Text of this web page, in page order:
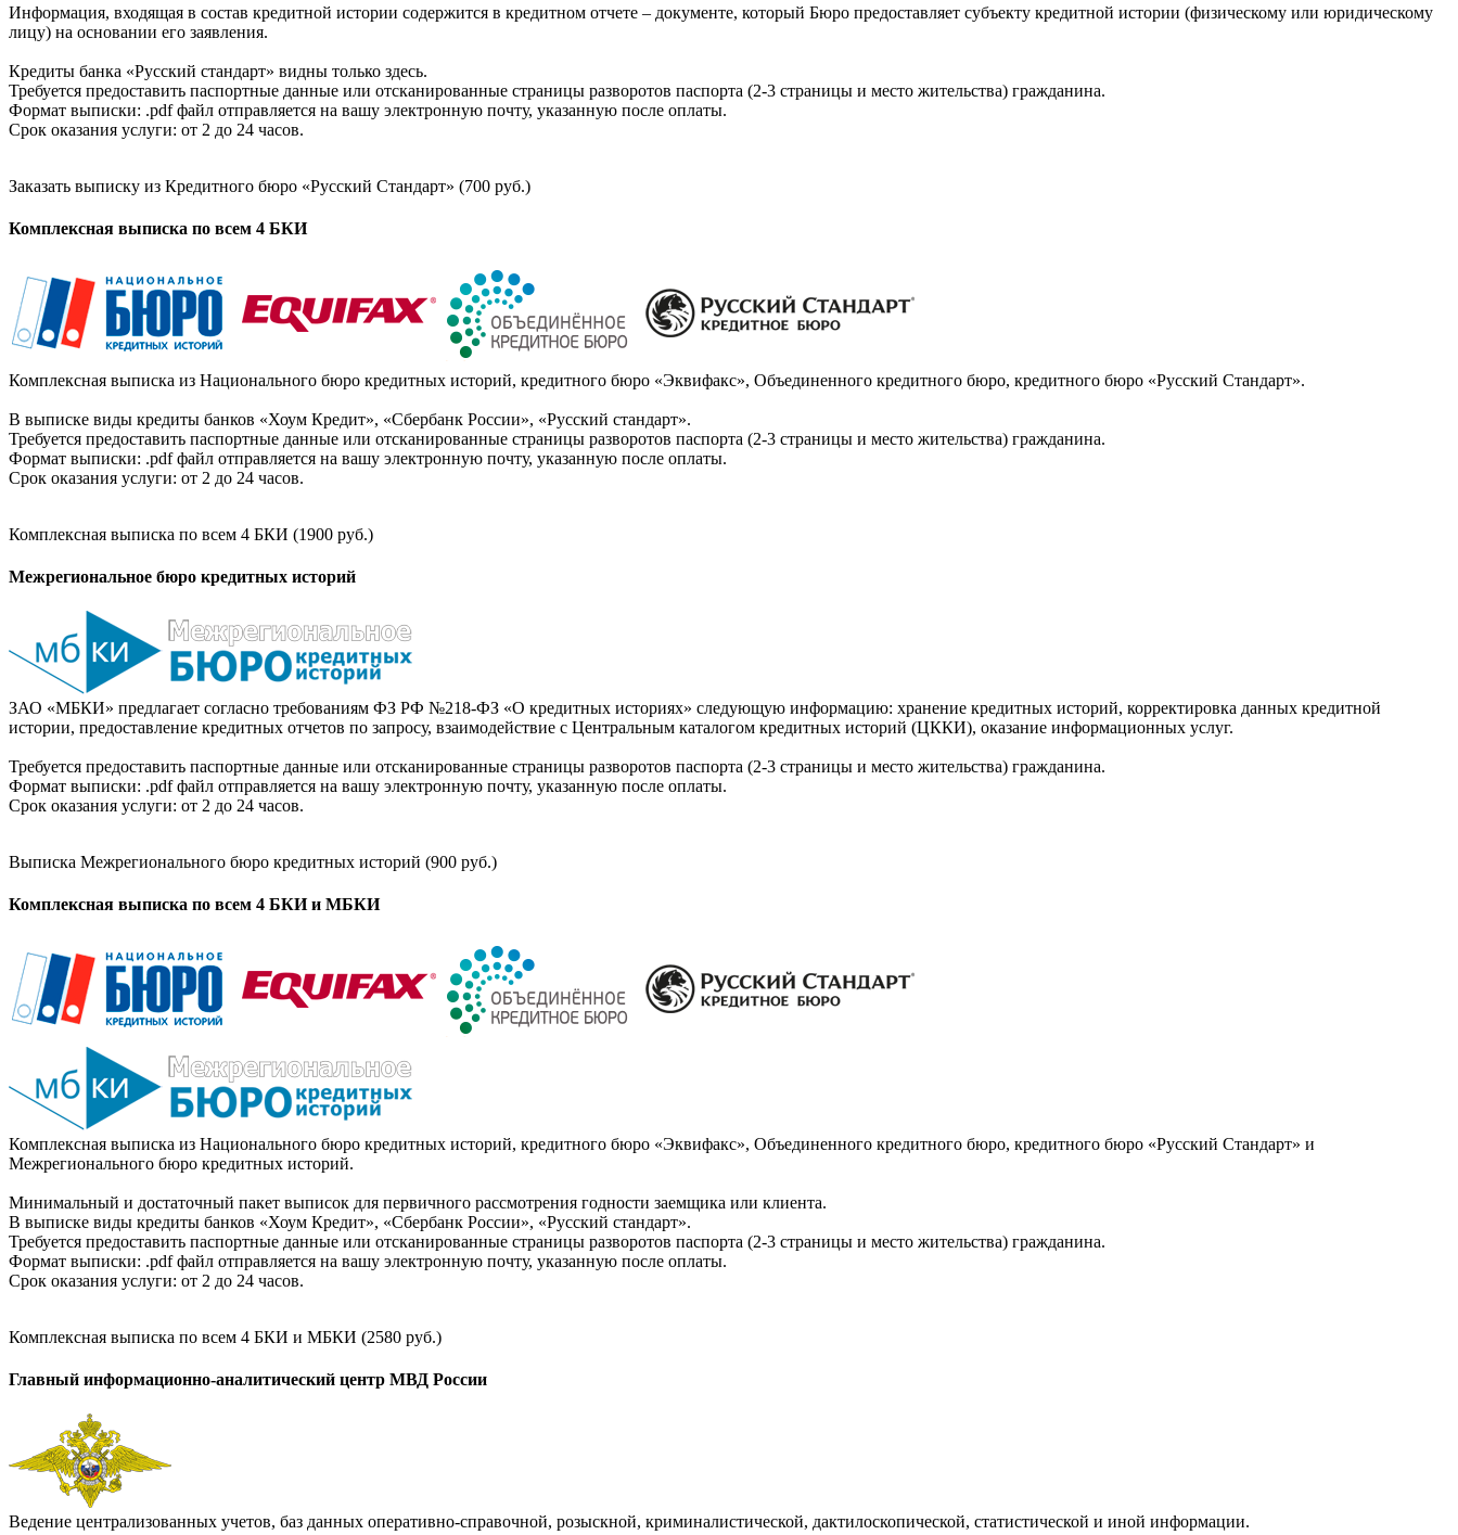
Информация, входящая в состав кредитной истории содержится в кредитном отчете – документе, который Бюро предоставляет субъекту кредитной истории (физическому или юридическому
лицу) на основании его заявления.
Кредиты банка «Русский стандарт» видны только здесь.
Требуется предоставить паспортные данные или отсканированные страницы разворотов паспорта (2-3 страницы и место жительства) гражданина.
Формат выписки: .pdf файл отправляется на вашу электронную почту, указанную после оплаты.
Срок оказания услуги: от 2 до 24 часов.
Заказать выписку из Кредитного бюро «Русский Стандарт» (700 руб.)
Комплексная выписка по всем 4 БКИ
Комплексная выписка из Национального бюро кредитных историй, кредитного бюро «Эквифакс», Объединенного кредитного бюро, кредитного бюро «Русский Стандарт».
В выписке виды кредиты банков «Хоум Кредит», «Сбербанк России», «Русский стандарт».
Требуется предоставить паспортные данные или отсканированные страницы разворотов паспорта (2-3 страницы и место жительства) гражданина.
Формат выписки: .pdf файл отправляется на вашу электронную почту, указанную после оплаты.
Срок оказания услуги: от 2 до 24 часов.
Комплексная выписка по всем 4 БКИ (1900 руб.)
Межрегиональное бюро кредитных историй
ЗАО «МБКИ» предлагает согласно требованиям ФЗ РФ №218-ФЗ «О кредитных историях» следующую информацию: хранение кредитных историй, корректировка данных кредитной
истории, предоставление кредитных отчетов по запросу, взаимодействие с Центральным каталогом кредитных историй (ЦККИ), оказание информационных услуг.
Требуется предоставить паспортные данные или отсканированные страницы разворотов паспорта (2-3 страницы и место жительства) гражданина.
Формат выписки: .pdf файл отправляется на вашу электронную почту, указанную после оплаты.
Срок оказания услуги: от 2 до 24 часов.
Выписка Межрегионального бюро кредитных историй (900 руб.)
Комплексная выписка по всем 4 БКИ и МБКИ
Комплексная выписка из Национального бюро кредитных историй, кредитного бюро «Эквифакс», Объединенного кредитного бюро, кредитного бюро «Русский Стандарт» и
Межрегионального бюро кредитных историй.
Минимальный и достаточный пакет выписок для первичного рассмотрения годности заемщика или клиента.
В выписке виды кредиты банков «Хоум Кредит», «Сбербанк России», «Русский стандарт».
Требуется предоставить паспортные данные или отсканированные страницы разворотов паспорта (2-3 страницы и место жительства) гражданина.
Формат выписки: .pdf файл отправляется на вашу электронную почту, указанную после оплаты.
Срок оказания услуги: от 2 до 24 часов.
Комплексная выписка по всем 4 БКИ и МБКИ (2580 руб.)
Главный информационно-аналитический центр МВД России
Ведение централизованных учетов, баз данных оперативно-справочной, розыскной, криминалистической, дактилоскопической, статистической и иной информации.